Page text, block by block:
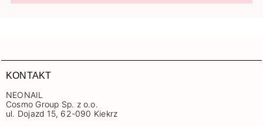
KONTAKT
NEONAIL
Cosmo Group Sp. z o.o.
ul. Dojazd 15, 62-090 Kiekrz